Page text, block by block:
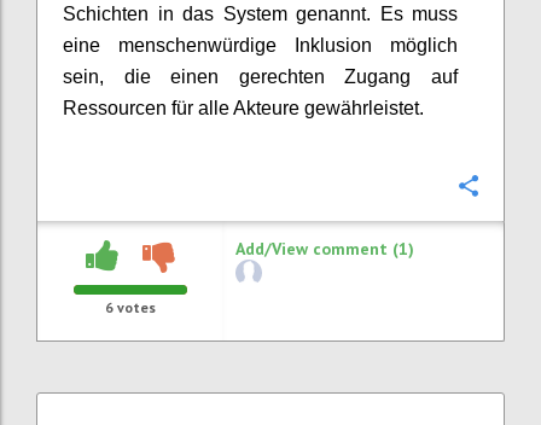
Schichten in das System genannt. Es muss
eine menschenwürdige Inklusion möglich
sein, dieeinen gerechtenZugang auf
Ressourcen für alle Akteure gewährleistet.
6 votes
Add/View comment (1)